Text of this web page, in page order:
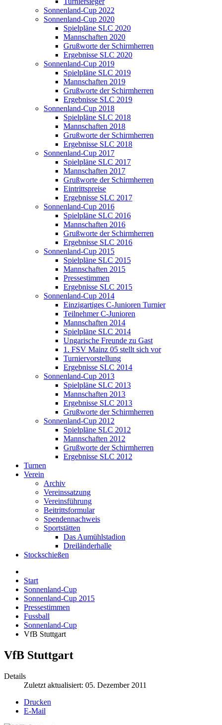
Sonnenland-Cup 2022
Sonnenland-Cup 2020
Spielpläne SLC 2020
Mannschaften 2020
Grußworte der Schirmherren
Ergebnisse SLC 2020
Sonnenland-Cup 2019
Spielpläne SLC 2019
Mannschaften 2019
Grußworte der Schirmherren
Ergebnisse SLC 2019
Sonnenland-Cup 2018
Spielpläne SLC 2018
Mannschaften 2018
Grußworte der Schirmherren
Ergebnisse SLC 2018
Sonnenland-Cup 2017
Spielpläne SLC 2017
Mannschaften 2017
Grußworte der Schirmherren
Eintrittspreise
Ergebnisse SLC 2017
Sonnenland-Cup 2016
Spielpläne SLC 2016
Mannschaften 2016
Grußworte der Schirmherren
Ergebnisse SLC 2016
Sonnenland-Cup 2015
Spielpläne SLC 2015
Mannschaften 2015
Pressestimmen
Ergebnisse SLC 2015
Sonnenland-Cup 2014
Einzigartiges C-Junioren Turnier
Teilnehmer C-Junioren
Mannschaften 2014
Spielpläne SLC 2014
Ungarische Freunde zu Gast
1. FSV Mainz 05 stellt sich vor
Turniervorstellung
Ergebnisse SLC 2014
Sonnenland-Cup 2013
Spielpläne SLC 2013
Mannschaften 2013
Ergebnisse SLC 2013
Grußworte der Schirmherren
Sonnenland-Cup 2012
Spielpläne SLC 2012
Mannschaften 2012
Grußworte der Schirmherren
Ergebnisse SLC 2012
Turnen
Verein
Archiv
Vereinssatzung
Vereinsführung
Beitrittsformular
Spendennachweis
Sportstätten
Das Aumühlstadion
Dreiländerhalle
Stockschießen
Start
Sonnenland-Cup
Sonnenland-Cup 2015
Pressestimmen
Fussball
Sonnenland-Cup
VfB Stuttgart
VfB Stuttgart
Details
Zuletzt aktualisiert: 05. Dezember 2011
Drucken
E-Mail